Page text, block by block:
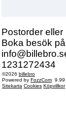
Postorder eller
Boka besök på
1231272434
©2026 billebro
Powered by FozzCom 9.99
Sitekarta Cookies Köpvillkor